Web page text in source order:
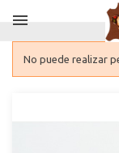

No puede realizar